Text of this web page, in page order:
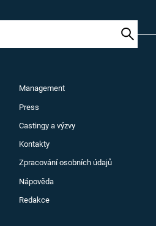
Management
Press
Castingy a výzvy
Kontakty
Zpracování osobních údajů
Nápověda
Redakce